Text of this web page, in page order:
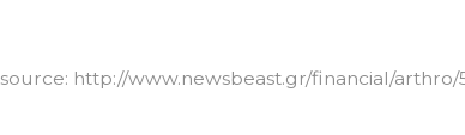
source: http://www.newsbeast.gr/financial/